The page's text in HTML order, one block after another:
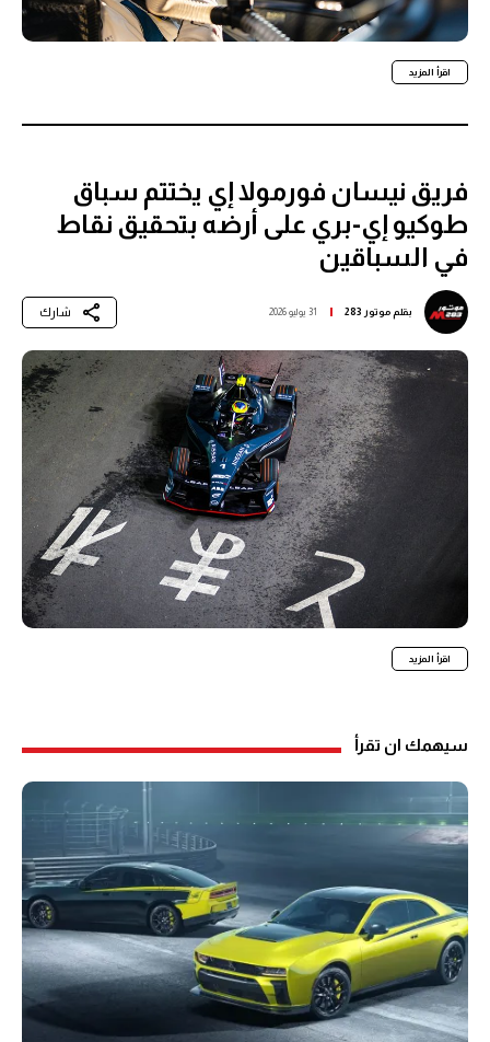
اقرأ المزيد
فريق نيسان فورمولا إي يختتم سباق
طوكيو إي-بري على أرضه بتحقيق نقاط
في السباقين
بقلمموتور 283 31 يوليو 2026 شارك
اقرأ المزيد
سيهمك ان تقرأ